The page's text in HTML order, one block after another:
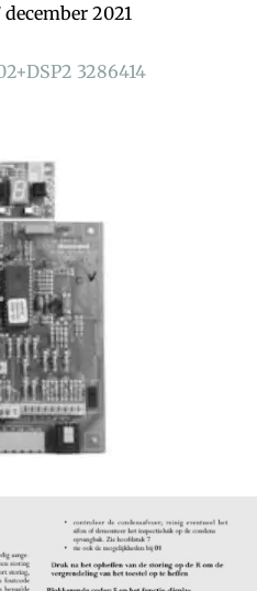
december 2021
3286414